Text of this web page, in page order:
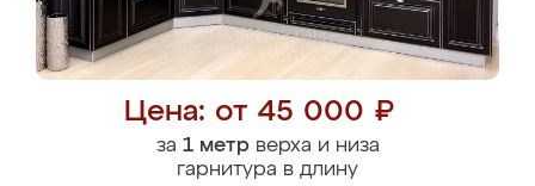
Цена: от 45 000 ₽
за 1 метрверха и низа
гарнитура в длину